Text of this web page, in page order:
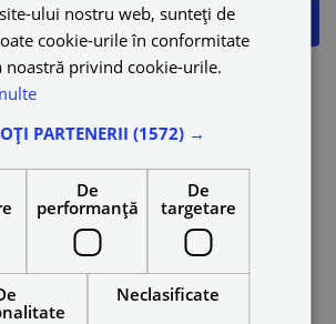
ale aplicației Drivers
sau să eliminați categoria de călătorie
Acceptare automată
Resetarea parolei
ale aplicației
ului nostru web, sunteți de
cookie-urile în conformitate
noastră privind cookie-urile.
PARTENERII (1572) →
De
performanță
De
targetare
Neclasificate